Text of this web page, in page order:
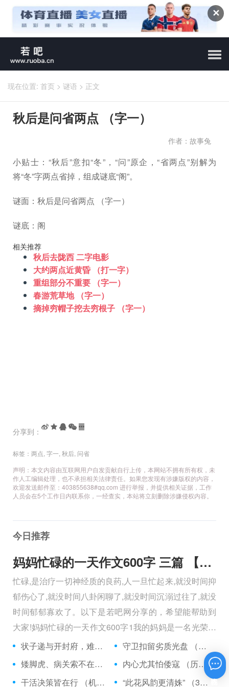
✕
现在位置: 首页 > 谜语 > 正文
秋后是问省两点 （字一）
作者：故事兔
小贴士：“秋后”意扣“冬”，“问”原企，“省两点”别解为
将“冬”字两点省掉，组成谜底“阁”。
谜面：秋后是问省两点 （字一）
谜底：阁
相关推荐
秋后去陇西 二字电影
大约两点近黄昏 （打一字）
重组部分不重要 （字一）
春游荒草地 （字一）
摘掉穷帽子挖去穷根子 （字一）
分享到：
标签： 两点 字一 秋后 问省
声明：本文内容由互联网用户自发贡献自行上传，本网站不拥有所有权，未
作人工编辑处理，也不承担相关法律责任。如果您发现有涉嫌版权的内容，
欢迎发送邮件至：403855638#qq.com 进行举报，并提供相关证据，工作
人员会在5个工作日内联系你，一经查实，本站将立刻删除涉嫌侵权内容。
今日推荐
妈妈忙碌的一天作文600字 三篇 【600字】
忙碌,是治疗一切神经质的良药,人一旦忙起来,就没时间抑
郁伤心了,就没时间八卦闲聊了,就没时间沉溺过往了,就没
时间郁郁寡欢了。以下是若吧网分享的，希望能帮助到
大家!妈妈忙碌的一天作文600字1我的妈妈是一名光荣的
人民警察，她总有做不完的事情。
状子递与开封府，难忍怒气心中生 （5字口语）
守卫扣留劣质光盘 （5字常言）
矮脚虎、病关索不在，智多星、行者前往此处 （七字俗语）
内心尤其怕倭寇 （历法用语一卷帘）
干活决策皆在行 （机构简称二）
“此花风韵更清姝” （3字手机品牌）